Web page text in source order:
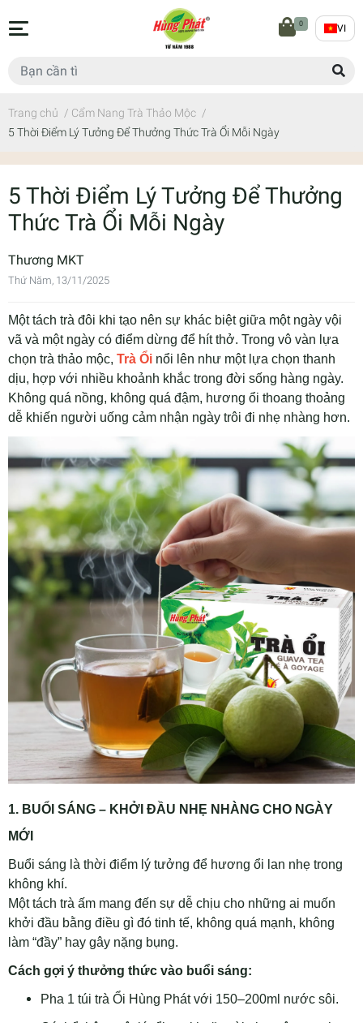
0 VI
Trang chủ / Cẩm Nang Trà Thảo Mộc /
5 Thời Điểm Lý Tưởng Để Thưởng Thức Trà Ổi Mỗi Ngày
5 Thời Điểm Lý Tưởng Để Thưởng
Thức Trà Ổi Mỗi Ngày
Thương MKT
Thứ Năm, 13/11/2025
Một tách trà đôi khi tạo nên sự khác biệt giữa một ngày vội
vã và một ngày có điểm dừng để hít thở. Trong vô vàn lựa
chọn trà thảo mộc, Trà Ổi nổi lên như một lựa chọn thanh
dịu, hợp với nhiều khoảnh khắc trong đời sống hàng ngày.
Không quá nồng, không quá đậm, hương ổi thoang thoảng
dễ khiến người uống cảm nhận ngày trôi đi nhẹ nhàng hơn.
1. BUỔI SÁNG – KHỞI ĐẦU NHẸ NHÀNG CHO NGÀY
MỚI
Buổi sáng là thời điểm lý tưởng để hương ổi lan nhẹ trong
không khí.
Một tách trà ấm mang đến sự dễ chịu cho những ai muốn
khởi đầu bằng điều gì đó tinh tế, không quá mạnh, không
làm “đầy” hay gây nặng bụng.
Cách gợi ý thưởng thức vào buổi sáng:
Pha 1 túi trà Ổi Hùng Phát với 150–200ml nước sôi.